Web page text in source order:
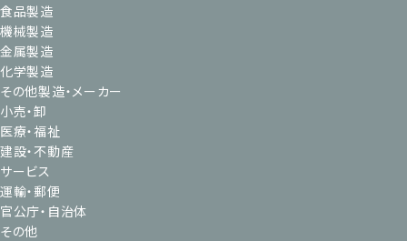
食品製造
機械製造
金属製造
化学製造
その他製造・メーカー
小売・卸
医療・福祉
建設・不動産
サービス
運輸・郵便
官公庁・自治体
その他